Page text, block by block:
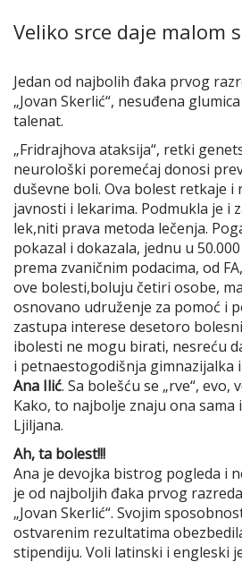
Veliko srce daje malom
Jedan od najbolih đaka prvog
„Jovan Skerlić“, nesuđena
talenat.
„Fridrajhova ataksija“, retki
neurološki poremećaj donosi
duševne boli. Ova bolest retkaje i
javnosti i lekarima. Podmukla je i
lek,niti prava metoda lečenja.
pokazal i dokazala, jednu u
prema zvaničnim podacima, od
ove bolesti,boluju četiri osobe,
osnovano udruženje za pomoć i
zastupa interese desetoro
ibolesti ne mogu birati, nesreću
i petnaestogodišnja gimnazijalka
Ana Ilić. Sa bolešću se „rve“, evo,
Kako, to najbolje znaju ona
Ljiljana.
Ah, ta bolest!!!
Ana je devojka bistrog pogleda i
je od najboljih đaka prvog
„Jovan Skerlić“. Svojim
ostvarenim rezultatima
stipendiju. Voli latinski i engleski